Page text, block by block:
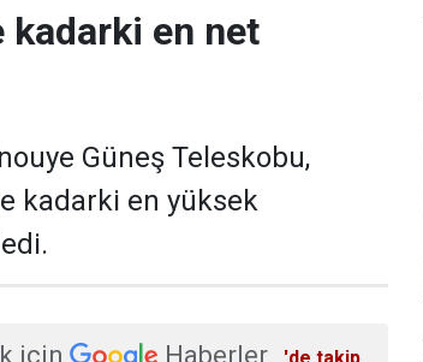
kadarki en net
Güneş Teleskobu,
kadarki en yüksek
için Haberler